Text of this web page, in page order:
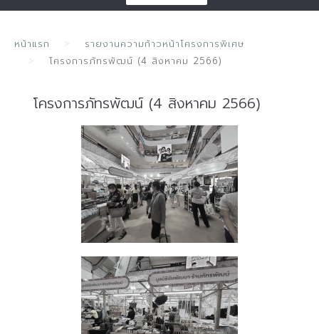
หน้าแรก
รายงานความก้าวหน้าโครงการพิเศษ
โครงการภัทรพัฒน์ (4 สิงหาคม 2566)
โครงการภัทรพัฒน์ (4 สิงหาคม 2566)